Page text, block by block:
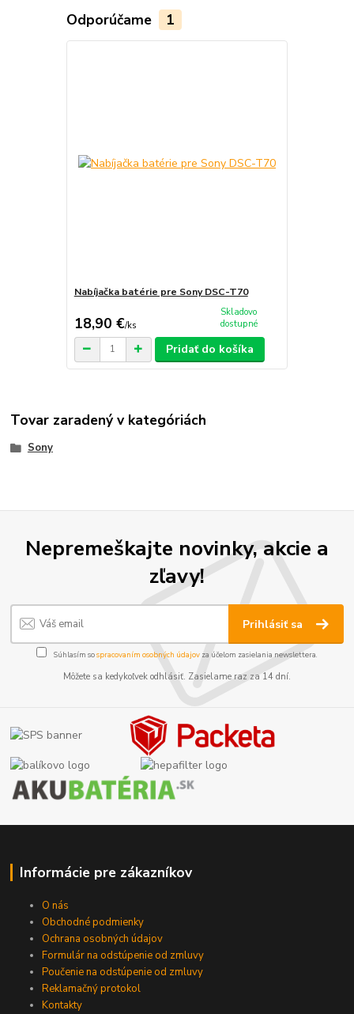
Odporúčame 1
Nabíjačka batérie pre Sony DSC-T70
18,90 €/ks
Skladovo
dostupné
Pridať do košíka
Tovar zaradený v kategóriách
Sony
Nepremeškajte novinky, akcie a
zľavy!
Prihlásiť sa
Súhlasím sospracovaním osobných údajov za účelom zasielania newslettera.
Môžete sa kedykoľvek odhlásiť. Zasielame raz za 14 dní.
Informácie pre zákazníkov
O nás
Obchodné podmienky
Ochrana osobných údajov
Formulár na odstúpenie od zmluvy
Poučenie na odstúpenie od zmluvy
Reklamačný protokol
Kontakty